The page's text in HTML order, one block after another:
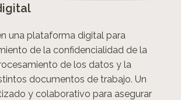
una plataforma digital para
de la confidencialidad de la
de los datos y la
documentos de trabajo. Un
y colaborativo para asegurar